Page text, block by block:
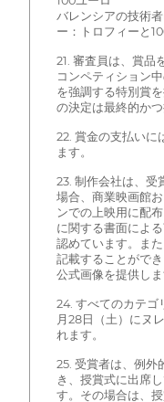
バレンシアの技術
ー：トロフィーと
21. 審査員は、賞品
コンペティション
を強調する特別賞
の決定は最終的かつ
22. 賞金の支払いに
ます。
23. 制作会社は、受
場合、商業映画館
ンでの上映用に配
に関する書面によ
認めています。ま
記載することがで
公式画像を提供しま
24. すべてのカテゴ
月28日（土）にヌ
れます。
25. 受賞者は、例外
き、授賞式に出席
す。その場合は、